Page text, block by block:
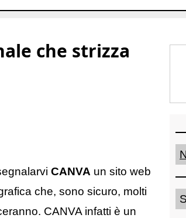
che strizza
CANVA un sito web
che, sono sicuro, molti
CANVA infatti è un